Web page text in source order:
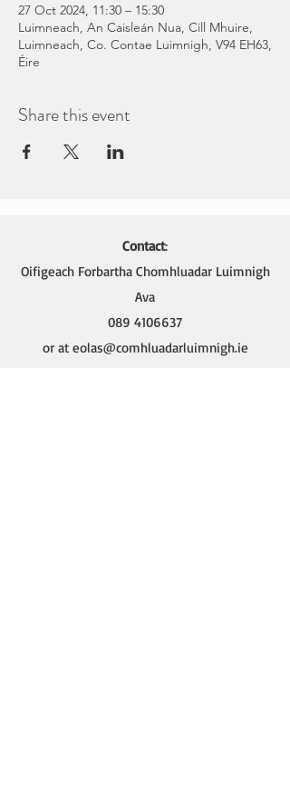
27 Oct 2024, 11:30 – 15:30
Luimneach, An Caisleán Nua, Cill Mhuire,
Luimneach, Co. Contae Luimnigh, V94 EH63,
Éire
Share this event
Contact:
Oifigeach Forbartha Chomhluadar Luimnigh
Ava
089 4106637
or at eolas@comhluadarluimnigh.ie